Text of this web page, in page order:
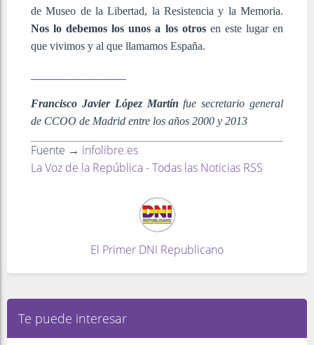
de Museo de la Libertad, la Resistencia y la Memoria.
Nos lo debemos los unos a los otrosen este lugar en
que vivimos y al que llamamos España.
Francisco Javier López Martín fue secretario general
de CCOO de Madrid entre los años 2000 y 2013
Fuente → infolibre.es
La Voz de la República - Todas las Noticias RSS
El Primer DNI Republicano
Te puede interesar